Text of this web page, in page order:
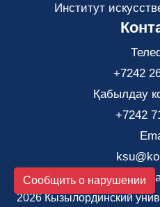
Институт
+7242
Қабылдау
+7242
Город
2026 Кызылординский
Сообщить о нарушении